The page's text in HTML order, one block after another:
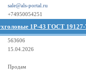
sale@als-portal.ru
+74950054251
1Р-43 ГОСТ 19127-
563606
15.04.2026
Продам